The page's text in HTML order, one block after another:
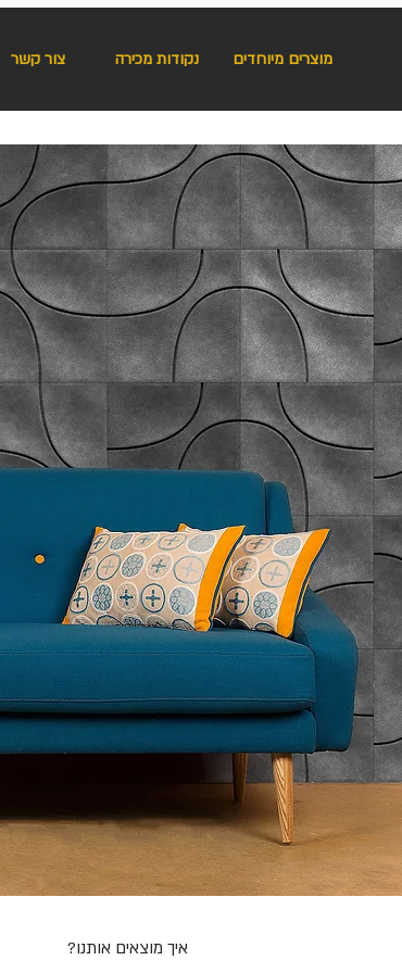
מוצרים מיוחדים נקודות מכירה צור קשר
?איך מוצאים אותנו